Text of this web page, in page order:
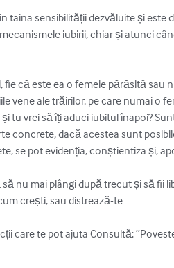
taina sensibilității dezvăluite și este
iubirii, chiar și atunci
că este ea o femeie părăsită sau
vene ale trăirilor, pe care numai o
tu vrei să îți aduci iubitul înapoi?
concrete, dacă acestea sunt
se pot evidenția, conștientiza și,
nu mai plângi după trecut și să fii
crești, sau distrează-te
care te pot ajuta Consultă: